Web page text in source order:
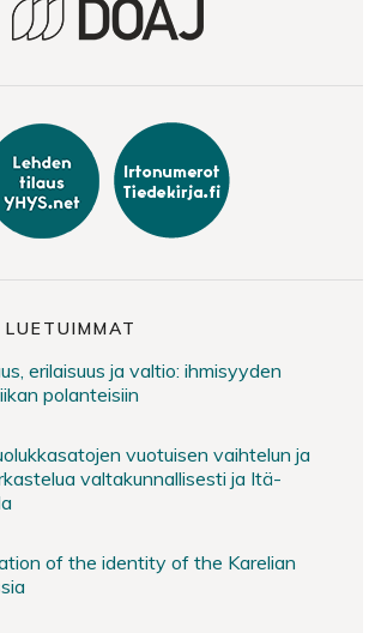
erilaisuus ja valtio: ihmisyyden
polanteisiin
vuotuisen vaihtelun ja
valtakunnallisesti ja Itä-
of the identity of the Karelian